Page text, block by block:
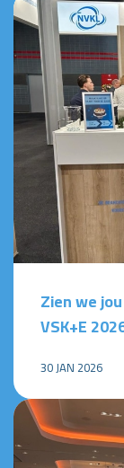
Zien we
VSK+E
30 JAN 2026